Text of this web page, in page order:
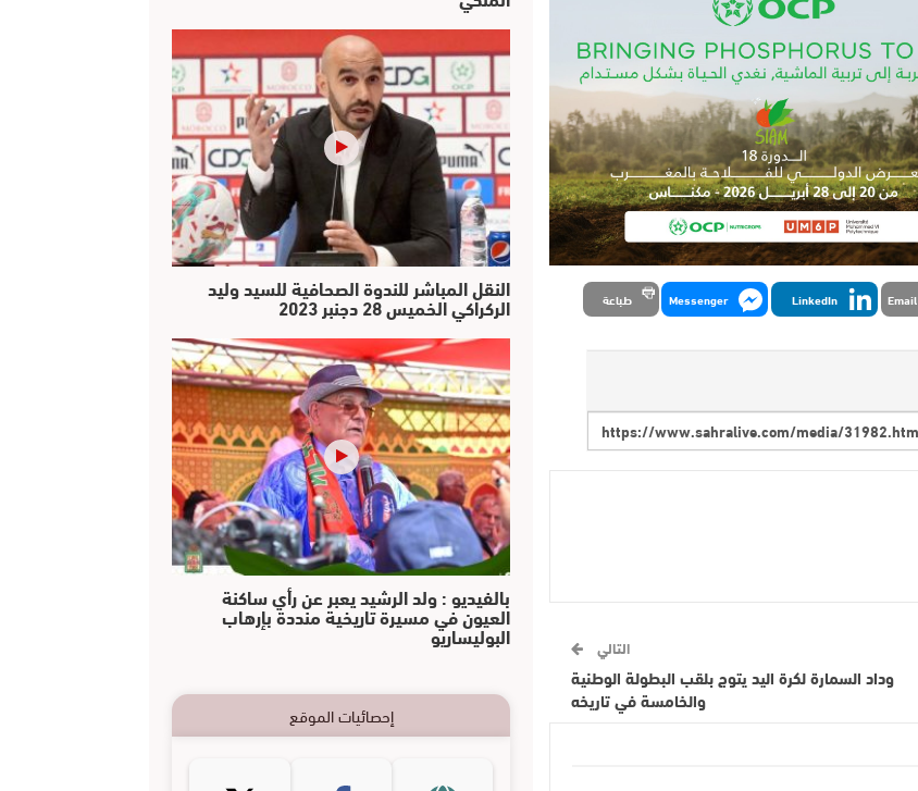
Email
LinkedIn
Messenger طباعة
التالي
وداد السمارة لكرة اليد يتوج بلقب البطولة الوطنية
والخامسة في تاريخه
النقل المباشر للندوة الصحافية للسيد وليد
الركراكي الخميس 28 دجنبر 2023
بالفيديو : ولد الرشيد يعبر عن رأي ساكنة
العيون في مسيرة تاريخية منددة بإرهاب
البوليساريو
إحصائيات الموقع